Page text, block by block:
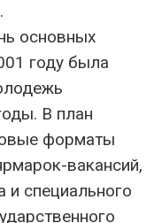
основных
году была
В план
форматы
вакансий,
и специального